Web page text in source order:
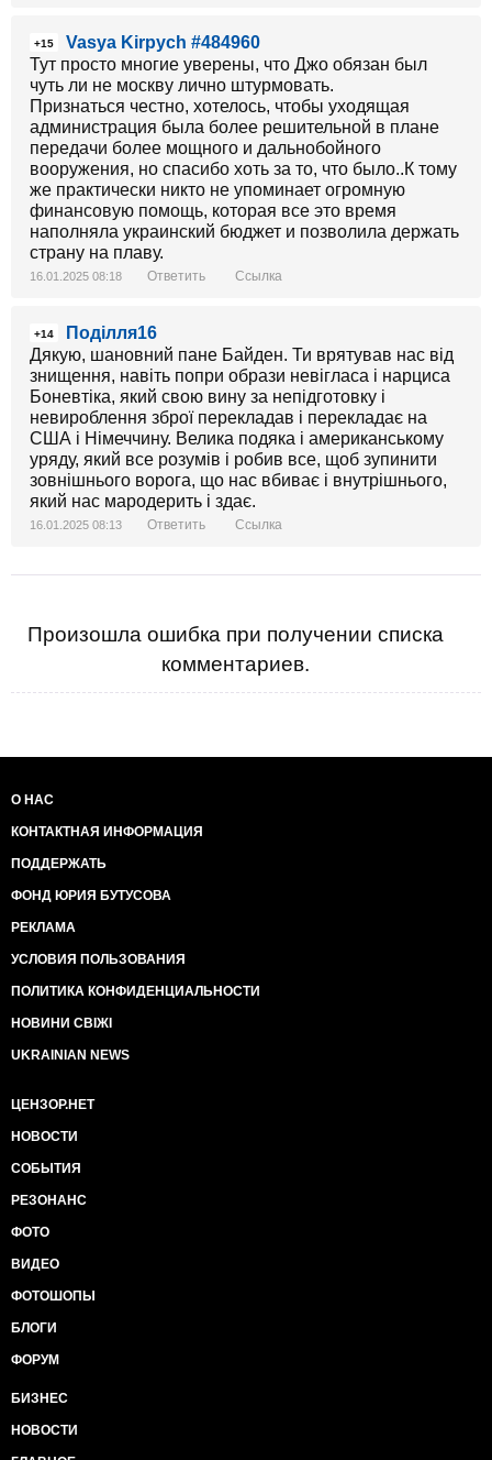
+15
Vasya Kirpych #484960
Тут просто многие уверены, что Джо обязан был
чуть ли не москву лично штурмовать.
Признаться честно, хотелось, чтобы уходящая
администрация была более решительной в плане
передачи более мощного и дальнобойного
вооружения, но спасибо хоть за то, что было..К тому
же практически никто не упоминает огромную
финансовую помощь, которая все это время
наполняла украинский бюджет и позволила держать
страну на плаву.
16.01.2025 08:18 Ответить Ссылка
+14
Поділля16
Дякую, шановний пане Байден. Ти врятував нас від
знищення, навіть попри образи невігласа і нарциса
Боневтіка, який свою вину за непідготовку і
невироблення зброї перекладав і перекладає на
США і Німеччину. Велика подяка і американському
уряду, який все розумів і робив все, щоб зупинити
зовнішнього ворога, що нас вбиває і внутрішнього,
який нас мародерить і здає.
16.01.2025 08:13 Ответить Ссылка
Произошла ошибка при получении списка
комментариев.
О НАС
КОНТАКТНАЯ ИНФОРМАЦИЯ
ПОДДЕРЖАТЬ
ФОНД ЮРИЯ БУТУСОВА
РЕКЛАМА
УСЛОВИЯ ПОЛЬЗОВАНИЯ
ПОЛИТИКА КОНФИДЕНЦИАЛЬНОСТИ
НОВИНИ СВІЖІ
UKRAINIAN NEWS
ЦЕНЗОР.НЕТ
НОВОСТИ
СОБЫТИЯ
РЕЗОНАНС
ФОТО
ВИДЕО
ФОТОШОПЫ
БЛОГИ
ФОРУМ
БИЗНЕС
НОВОСТИ